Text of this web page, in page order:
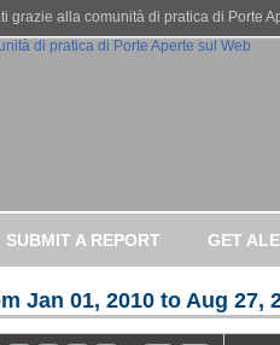
grazie alla comunità di pratica di Porte
SUBMIT A REPORT GET
Jan 01, 2010 to Aug 27,